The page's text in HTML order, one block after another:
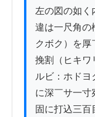
左の図の如く
違は一尺角の
クボク）を厚
挽割（ヒキワ
ルビ：ホドヨ
に深￣サ一寸
固に打込三百